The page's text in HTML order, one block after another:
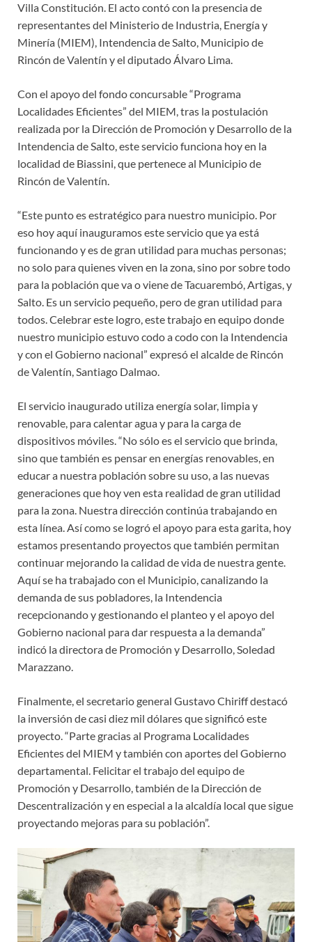
Villa Constitución. El acto contó con la presencia de
representantes del Ministerio de Industria, Energía y
Minería (MIEM), Intendencia de Salto, Municipio de
Rincón de Valentín y el diputado Álvaro Lima.
Con el apoyo del fondo concursable “Programa
Localidades Eficientes” del MIEM, tras la postulación
realizada por la Dirección de Promoción y Desarrollo de la
Intendencia de Salto, este servicio funciona hoy en la
localidad de Biassini, que pertenece al Municipio de
Rincón de Valentín.
“Este punto es estratégico para nuestro municipio. Por
eso hoy aquí inauguramos este servicio que ya está
funcionando y es de gran utilidad para muchas personas;
no solo para quienes viven en la zona, sino por sobre todo
para la población que va o viene de Tacuarembó, Artigas, y
Salto. Es un servicio pequeño, pero de gran utilidad para
todos. Celebrar este logro, este trabajo en equipo donde
nuestro municipio estuvo codo a codo con la Intendencia
y con el Gobierno nacional” expresó el alcalde de Rincón
de Valentín, Santiago Dalmao.
El servicio inaugurado utiliza energía solar, limpia y
renovable, para calentar agua y para la carga de
dispositivos móviles. “No sólo es el servicio que brinda,
sino que también es pensar en energías renovables, en
educar a nuestra población sobre su uso, a las nuevas
generaciones que hoy ven esta realidad de gran utilidad
para la zona. Nuestra dirección continúa trabajando en
esta línea. Así como se logró el apoyo para esta garita, hoy
estamos presentando proyectos que también permitan
continuar mejorando la calidad de vida de nuestra gente.
Aquí se ha trabajado con el Municipio, canalizando la
demanda de sus pobladores, la Intendencia
recepcionando y gestionando el planteo y el apoyo del
Gobierno nacional para dar respuesta a la demanda”
indicó la directora de Promoción y Desarrollo, Soledad
Marazzano.
Finalmente, el secretario general Gustavo Chiriff destacó
la inversión de casi diez mil dólares que significó este
proyecto. “Parte gracias al Programa Localidades
Eficientes del MIEM y también con aportes del Gobierno
departamental. Felicitar el trabajo del equipo de
Promoción y Desarrollo, también de la Dirección de
Descentralización y en especial a la alcaldía local que sigue
proyectando mejoras para su población”.